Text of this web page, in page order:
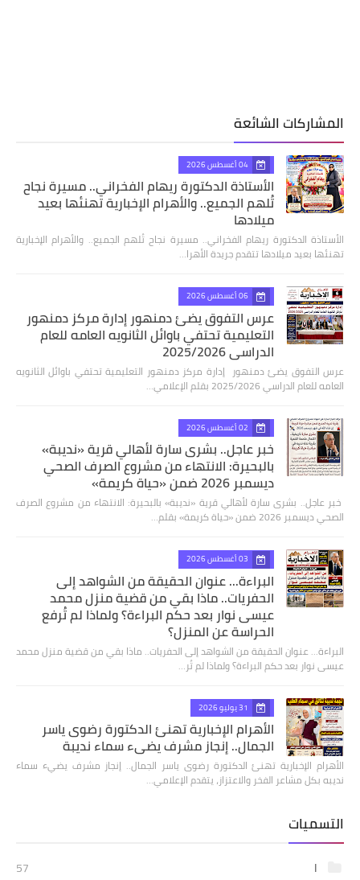
المشاركات الشائعة
04 أغسطس 2026
الأستاذة الدكتورة ريهام الفخراني.. مسيرة نجاح
تُلهم الجميع.. والأهرام الإخبارية تهنئها بعيد
ميلادها
الأستاذة الدكتورة ريهام الفخراني.. مسيرة نجاح تُلهم الجميع.. والأهرام الإخبارية
تهنئها بعيد ميلادها تتقدم جريدة الأهرا…
06 أغسطس 2026
عرس التفوق يضئ دمنهور إدارة مركز دمنهور
التعليمية تحتفي باوائل الثانويه العامه للعام
الدراسي 2025/2026
عرس التفوق يضئ دمنهور إدارة مركز دمنهور التعليمية تحتفي باوائل الثانويه
العامه للعام الدراسي 2025/2026 بقلم الإعلامي…
02 أغسطس 2026
خبر عاجل.. بشرى سارة لأهالي قرية «نديبة»
بالبحيرة: الانتهاء من مشروع الصرف الصحي
ديسمبر 2026 ضمن «حياة كريمة»
​ خبر عاجل.. بشرى سارة لأهالي قرية «نديبة» بالبحيرة: الانتهاء من مشروع الصرف
الصحي ديسمبر 2026 ضمن «حياة كريمة» بقلم…
03 أغسطس 2026
البراءة... عنوان الحقيقة من الشواهد إلى
الحفريات.. ماذا بقي من قضية منزل محمد
عيسى نوار بعد حكم البراءة؟ ولماذا لم تُرفع
الحراسة عن المنزل؟
البراءة... عنوان الحقيقة من الشواهد إلى الحفريات.. ماذا بقي من قضية منزل محمد
عيسى نوار بعد حكم البراءة؟ ولماذا لم تُر…
31 يوليو 2026
الأهرام الإخبارية تهنئ الدكتورة رضوى ياسر
الجمال.. إنجاز مشرف يضيء سماء نديبة
الأهرام الإخبارية تهنئ الدكتورة رضوى ياسر الجمال.. إنجاز مشرف يضيء سماء
نديبه بكل مشاعر الفخر والاعتزاز، يتقدم الإعلامي…
التسميات
ا
57